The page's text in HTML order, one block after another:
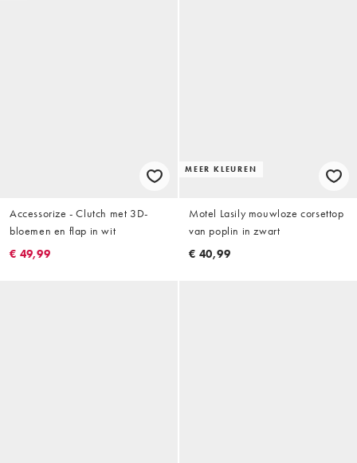
Accessorize - Clutch met 3D-
bloemen en flap in wit
€ 49,99
MEER KLEUREN
Motel Lasily mouwloze corsettop
van poplin in zwart
€ 40,99